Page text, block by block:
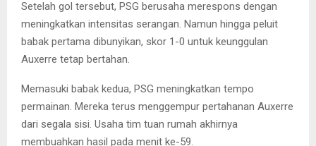
Setelah gol tersebut, PSG berusaha merespons dengan
meningkatkan intensitas serangan. Namun hingga peluit
babak pertama dibunyikan, skor 1-0 untuk keunggulan
Auxerre tetap bertahan.
Memasuki babak kedua, PSG meningkatkan tempo
permainan. Mereka terus menggempur pertahanan Auxerre
dari segala sisi. Usaha tim tuan rumah akhirnya
membuahkan hasil pada menit ke-59.